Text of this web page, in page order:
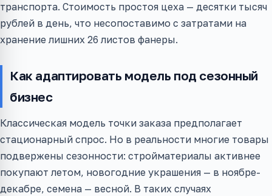
транспорта. Стоимость простоя цеха — десятки тысяч
рублей в день, что несопоставимо с затратами на
хранение лишних 26 листов фанеры.
Как адаптировать модель под сезонный
бизнес
Классическая модель точки заказа предполагает
стационарный спрос. Но в реальности многие товары
подвержены сезонности: стройматериалы активнее
покупают летом, новогодние украшения — в ноябре-
декабре, семена — весной. В таких случаях